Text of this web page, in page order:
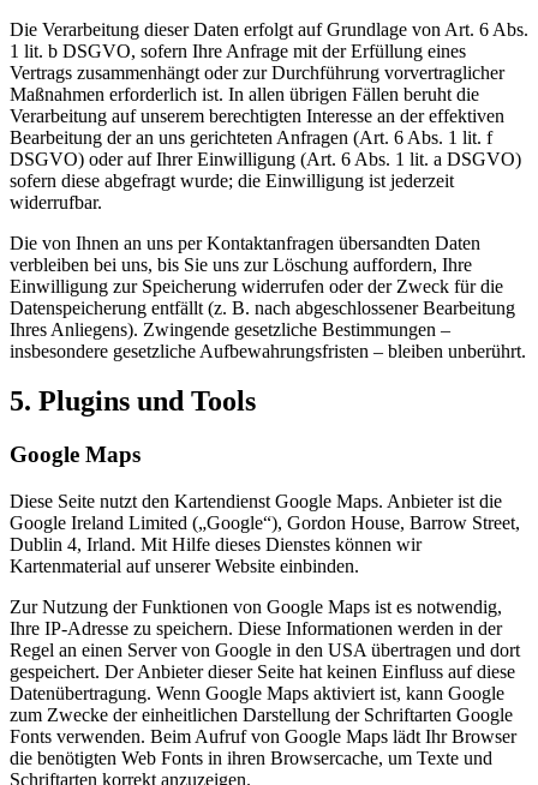
Die Verarbeitung dieser Daten erfolgt auf Grundlage von Art. 6 Abs.
1 lit. b DSGVO, sofern Ihre Anfrage mit der Erfüllung eines
Vertrags zusammenhängt oder zur Durchführung vorvertraglicher
Maßnahmen erforderlich ist. In allen übrigen Fällen beruht die
Verarbeitung auf unserem berechtigten Interesse an der effektiven
Bearbeitung der an uns gerichteten Anfragen (Art. 6 Abs. 1 lit. f
DSGVO) oder auf Ihrer Einwilligung (Art. 6 Abs. 1 lit. a DSGVO)
sofern diese abgefragt wurde; die Einwilligung ist jederzeit
widerrufbar.
Die von Ihnen an uns per Kontaktanfragen übersandten Daten
verbleiben bei uns, bis Sie uns zur Löschung auffordern, Ihre
Einwilligung zur Speicherung widerrufen oder der Zweck für die
Datenspeicherung entfällt (z. B. nach abgeschlossener Bearbeitung
Ihres Anliegens). Zwingende gesetzliche Bestimmungen –
insbesondere gesetzliche Aufbewahrungsfristen – bleiben unberührt.
5. Plugins und Tools
Google Maps
Diese Seite nutzt den Kartendienst Google Maps. Anbieter ist die
Google Ireland Limited („Google“), Gordon House, Barrow Street,
Dublin 4, Irland. Mit Hilfe dieses Dienstes können wir
Kartenmaterial auf unserer Website einbinden.
Zur Nutzung der Funktionen von Google Maps ist es notwendig,
Ihre IP-Adresse zu speichern. Diese Informationen werden in der
Regel an einen Server von Google in den USA übertragen und dort
gespeichert. Der Anbieter dieser Seite hat keinen Einfluss auf diese
Datenübertragung. Wenn Google Maps aktiviert ist, kann Google
zum Zwecke der einheitlichen Darstellung der Schriftarten Google
Fonts verwenden. Beim Aufruf von Google Maps lädt Ihr Browser
die benötigten Web Fonts in ihren Browsercache, um Texte und
Schriftarten korrekt anzuzeigen.